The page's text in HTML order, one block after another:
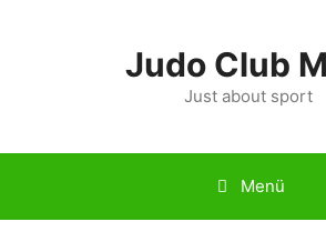
Judo Club
Just about sport
Menü